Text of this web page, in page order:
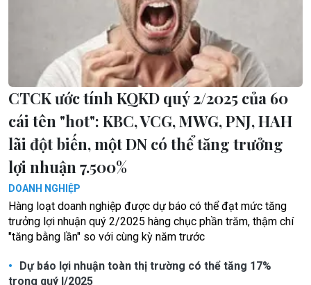
CTCK ước tính KQKD quý 2/2025 của 60
cái tên "hot": KBC, VCG, MWG, PNJ, HAH
lãi đột biến, một DN có thể tăng trưởng
lợi nhuận 7.500%
DOANH NGHIỆP
Hàng loạt doanh nghiệp được dự báo có thể đạt mức tăng
trưởng lợi nhuận quý 2/2025 hàng chục phần trăm, thậm chí
"tăng bằng lần" so với cùng kỳ năm trước
Dự báo lợi nhuận toàn thị trường có thể tăng 17%
trong quý I/2025